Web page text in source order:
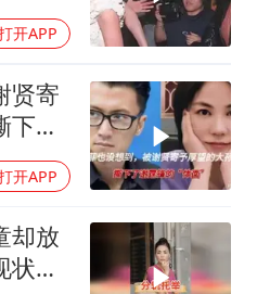
开APP
贤寄
下了
开APP
却放
状，